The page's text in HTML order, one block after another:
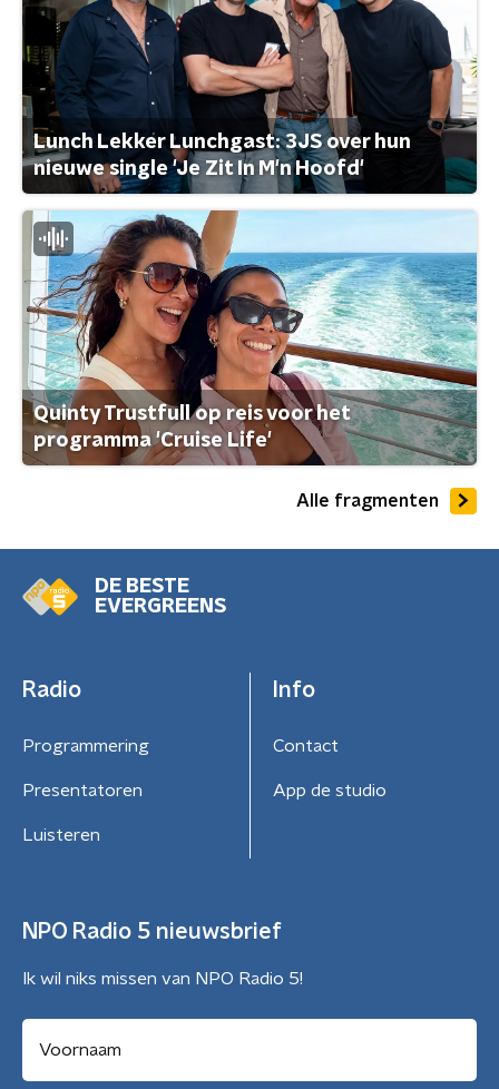
Lunch Lekker Lunchgast: 3JS over hun
nieuwe single 'Je Zit In M'n Hoofd'
Quinty Trustfull op reis voor het
programma 'Cruise Life'
Alle fragmenten
DE BESTE
EVERGREENS
Radio
Programmering
Presentatoren
Luisteren
Info
Contact
App de studio
NPO Radio 5 nieuwsbrief
Ik wil niks missen van NPO Radio 5!